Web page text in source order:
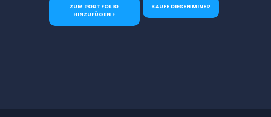
ZUM PORTFOLIO
HINZUFÜGEN +
KAUFE DIESEN MINER